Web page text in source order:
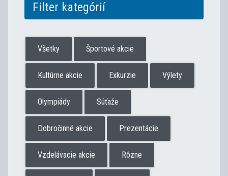
Filter kategórií
Všetky Športové akcie
Kultúrne akcie Exkurzie Výlety
Olympiády Súťaže
Dobročinné akcie Prezentácie
Vzdelávacie akcie Rôzne